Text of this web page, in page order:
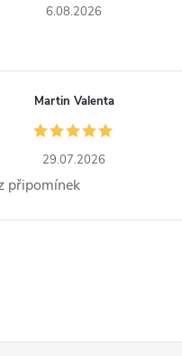
6.08.2026
Martin Valenta
29.07.2026
připomínek